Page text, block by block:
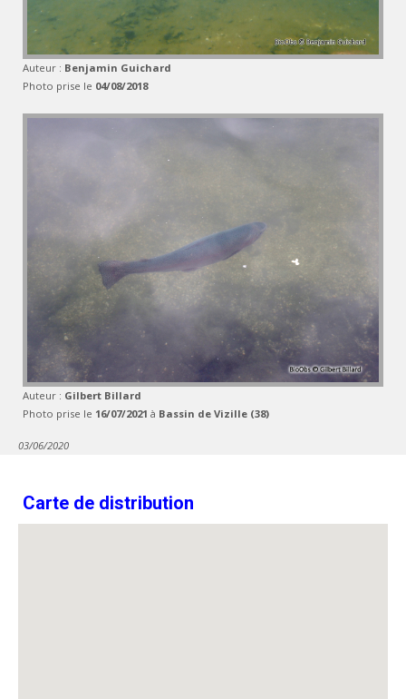
Auteur : Benjamin Guichard
Photo prise le 04/08/2018
Auteur : Gilbert Billard
Photo prise le 16/07/2021 à Bassin de Vizille (38)
03/06/2020
Carte de distribution